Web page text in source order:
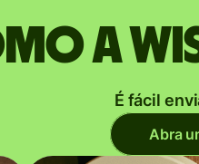
a
É fácil
Abra